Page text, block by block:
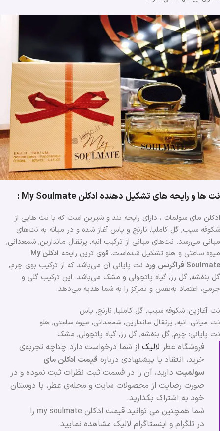
نت ها و رایحه های تشکیل دهنده ادکلن My Soulmate :
ادکلن مای سولمات ، دارای رایحه تند و شیرین است که با نت هایی از
شکوفه سیب, گل کاملیا, نارنج و یاس آغاز شده و در میانه به نت‌‍‌های
میانی می‌رسد. نت‌های میانی از ترکیب انبه, پرتقال ماندارین, شمعدانی,
میوه‌ ساعتی و هلو تشکیل شده‌است. قوی ترین رایحه
ادکلن My
Soulmate فراگرنس ورد
نت پایانی آن می‌باشد که از ترکیب بوی چرم,
گل بنفشه, گل رز, گیاه پاتچولی و مشک می‌باشد. این ترکیب گلی و
جرمی، اعتماد به‌نفس و تمرکز را به شما هدیه می‌دهد.
نت آغازین: شکوفه سیب, گل کاملیا, نارنج, یاس
نت میانی: انبه, پرتقال ماندارین, شمعدانی, میوه‌ ساعتی, هلو
نت پایانی: چرم, گل بنفشه, گل رز, گیاه پاتچولی, مشک
فروشگاه عطر لالیک از شما درخواست دارد چناچه تجربه‌ی
خرید، انتقاد یا پیشنهادی درباره قیمت ادکلن مای
سولمیت دارید، آن را در قسمت ثبت نظرات ثبت نموده و در
صورت رضایت از محصولات سایت و مجله‌ی عطر، با دوستان
خود به اشتراک بگذارید.
شما همچنین می توانید قیمت ادکلن my soulmate را
در تلگرام و اینستاگرام لالیک مشاهده نمایید.